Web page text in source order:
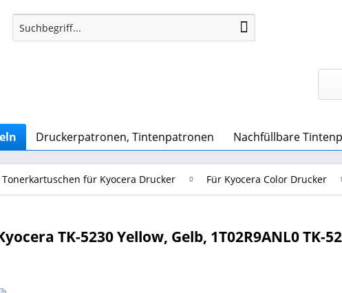
Druckerpatronen, Tintenpatronen Nachfüllbare
Tonerkartuschen für Kyocera Drucker Für Kyocera Color Drucker
TK-5230 Yellow, Gelb, 1T02R9ANL0 TK-